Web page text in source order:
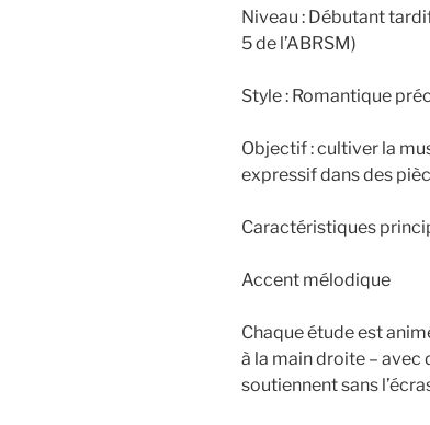
Niveau : Débutant
5 de l’ABRSM)
Style : Romantique
Objectif : cultiver la
expressif dans des
Caractéristiques
Accent mélodique
Chaque étude est
à la main droite –
soutiennent sans